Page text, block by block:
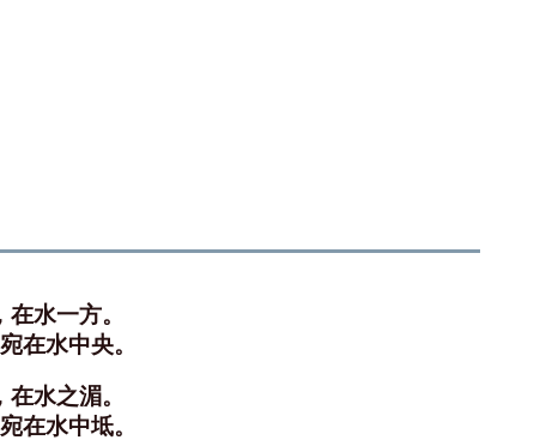
水一方。
在水中央。
水之湄。
在水中坻。